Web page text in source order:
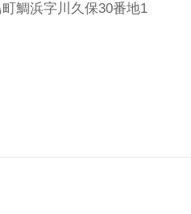
鯛浜字川久保30番地1